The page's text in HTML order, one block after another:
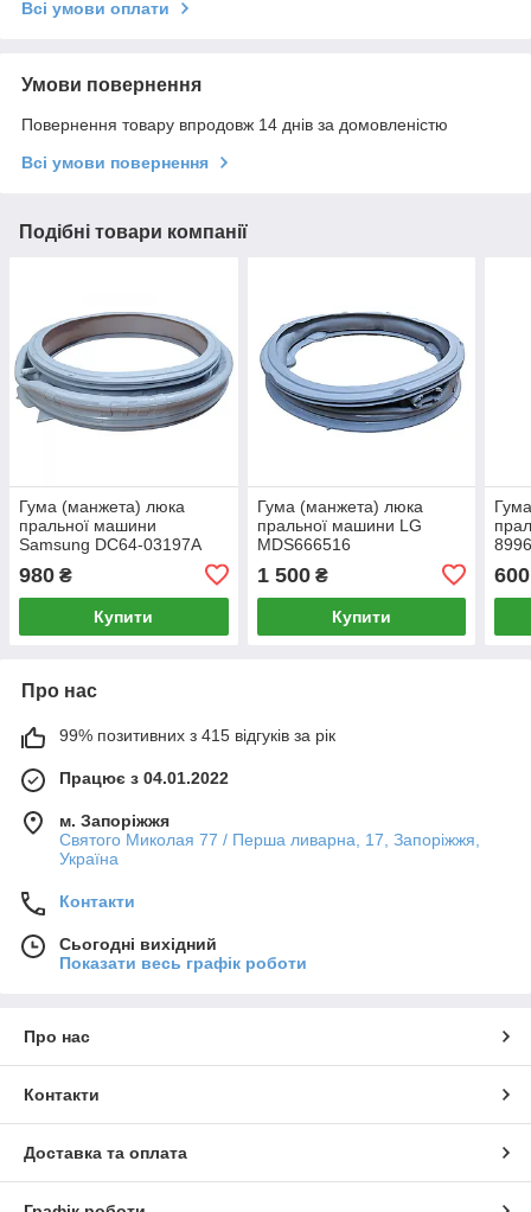
Всі умови оплати
Умови повернення
Повернення товару впродовж 14 днів за домовленістю
Всі умови повернення
Подібні товари компанії
Гума (манжета) люка
пральної машини
Samsung DС64-03197A
980 ₴
Купити
Гума (манжета) люка
пральної машини LG
MDS666516
1 500₴
Купити
600
Про нас
99% позитивних з 415 відгуків за рік
Працює з 04.01.2022
м. Запоріжжя
Святого Миколая 77 / Перша ливарна, 17, Запоріжжя,
Україна
Контакти
Сьогодні вихідний
Показати весь графік роботи
Про нас
Контакти
Доставка та оплата